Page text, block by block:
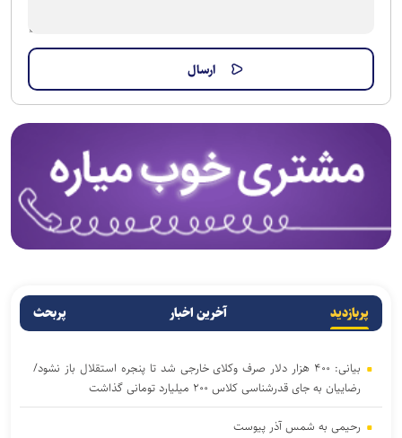
پربازدید آخرین اخبار پربحث
بیانی: ۴۰۰ هزار دلار صرف وکلای خارجی شد تا پنجره استقلال باز نشود/
رضاییان به جای قدرشناسی کلاس ۲۰۰ میلیارد تومانی گذاشت
رحیمی به شمس آذر پیوست